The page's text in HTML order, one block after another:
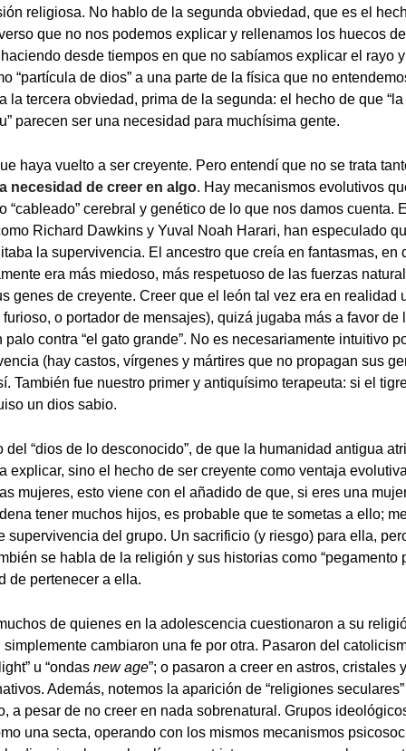
religiosa. No hablo de la segunda obviedad, que es el
que no nos podemos explicar y rellenamos los huecos
desde tiempos en que no sabíamos explicar el rayo
“partícula de dios” a una parte de la física que no
la tercera obviedad, prima de la segunda: el hecho de que “la
parecen ser una necesidad para muchísima gente.
haya vuelto a ser creyente. Pero entendí que no se trata
necesidad de creer en algo. Hay mecanismos evolutivos
“cableado” cerebral y genético de lo que nos damos cuenta.
Richard Dawkins y Yuval Noah Harari, han especulado
la supervivencia. El ancestro que creía en fantasmas, en
era más miedoso, más respetuoso de las fuerzas
genes de creyente. Creer que el león tal vez era en realidad
o portador de mensajes), quizá jugaba más a favor de
contra “el gato grande”. No es necesariamente intuitivo
(hay castos, vírgenes y mártires que no propagan sus
También fue nuestro primer y antiquísimo terapeuta: si el
un dios sabio.
del “dios de lo desconocido”, de que la humanidad antigua
explicar, sino el hecho de ser creyente como ventaja
mujeres, esto viene con el añadido de que, si eres una
tener muchos hijos, es probable que te sometas a ello;
supervivencia del grupo. Un sacrificio (y riesgo) para ella,
se habla de la religión y sus historias como “pegamento
de pertenecer a ella.
de quienes en la adolescencia cuestionaron a su
cambiaron una fe por otra. Pasaron del
u “ondas new age”; o pasaron a creer en astros, cristales
Además, notemos la aparición de “religiones
a pesar de no creer en nada sobrenatural. Grupos
una secta, operando con los mismos mecanismos